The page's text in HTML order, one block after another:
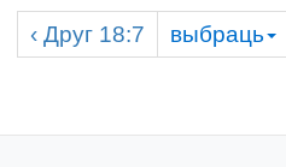
‹ Друг 18:7 выбраць